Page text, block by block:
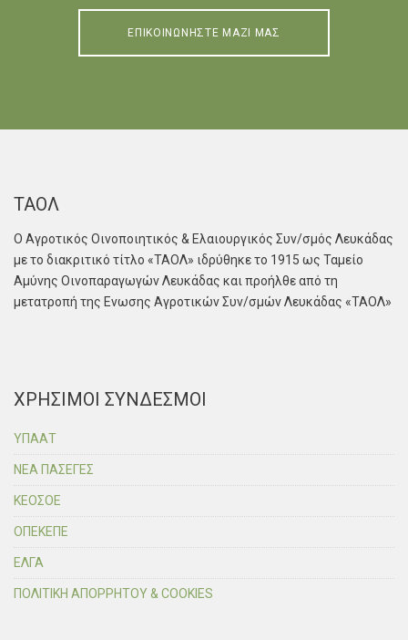
ΕΠΙΚΟΙΝΩΝΗΣΤΕ ΜΑΖΙ ΜΑΣ
ΤΑΟΛ
Ο Αγροτικός Οινοποιητικός & Ελαιουργικός Συν/σμός Λευκάδας
με το διακριτικό τίτλο «ΤΑΟΛ» ιδρύθηκε το 1915 ως Ταμείο
Αμύνης Οινοπαραγωγών Λευκάδας και προήλθε από τη
μετατροπή της Ενωσης Αγροτικών Συν/σμών Λευκάδας «ΤΑΟΛ»
ΧΡΗΣΙΜΟΙ ΣΥΝΔΕΣΜΟΙ
ΥΠΑΑΤ
ΝΕΑ ΠΑΣΕΓΕΣ
ΚΕΟΣΟΕ
ΟΠΕΚΕΠΕ
ΕΛΓΑ
ΠΟΛΙΤΙΚΗ ΑΠΟΡΡΗΤΟΥ & COOKIES